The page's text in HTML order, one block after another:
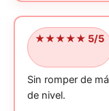
★★★★★ 5/5
Sin romper de
de nivel.